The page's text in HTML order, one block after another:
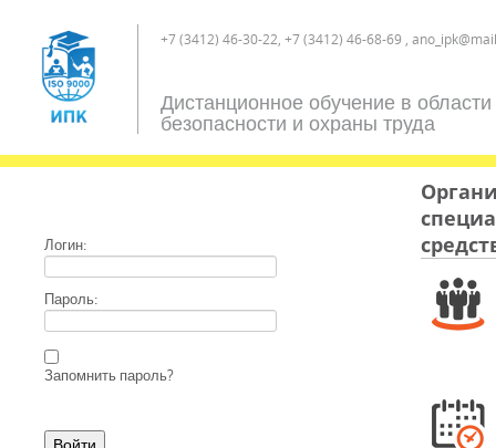
+7 (3412) 46-30-22, +7 (3412) 46-68-69 ,
Дистанционное обучение в области
безопасности и охраны труда
Логин:
Пароль:
Запомнить пароль?